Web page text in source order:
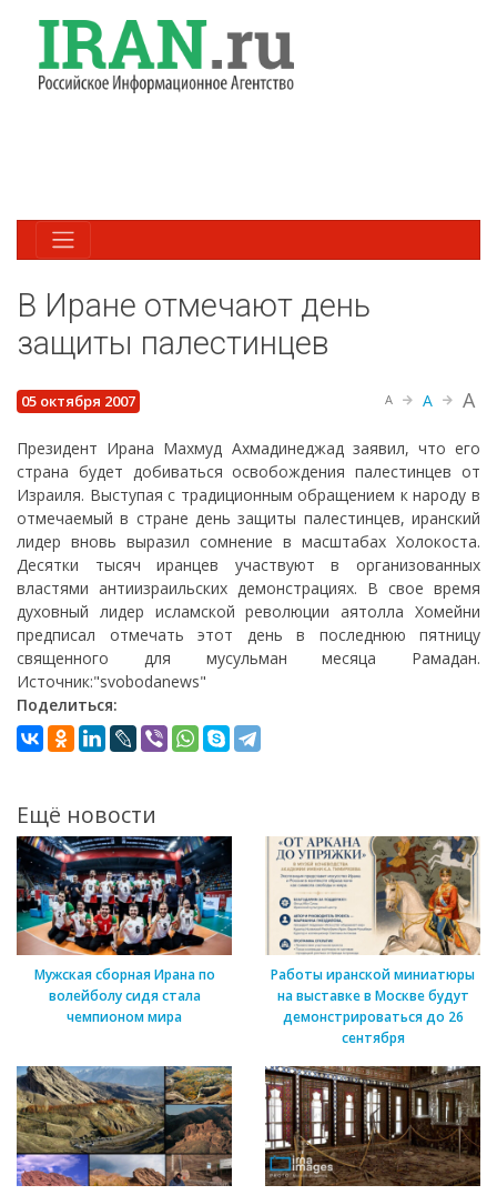
В Иране отмечают день
защиты палестинцев
05 октября 2007 A A A
Президент Ирана Махмуд Ахмадинеджад заявил, что его
страна будет добиваться освобождения палестинцев от
Израиля. Выступая с традиционным обращением к народу в
отмечаемый в стране день защиты палестинцев, иранский
лидер вновь выразил сомнение в масштабах Холокоста.
Десятки тысяч иранцев участвуют в организованных
властями антиизраильских демонстрациях. В свое время
духовный лидер исламской революции аятолла Хомейни
предписал отмечать этот день в последнюю пятницу
священного для мусульман месяца Рамадан.
Источник:"svobodanews"
Поделиться:
Ещё новости
Мужская сборная Ирана по
волейболу сидя стала
чемпионом мира
Работы иранской миниатюры
на выставке в Москве будут
демонстрироваться до 26
сентября